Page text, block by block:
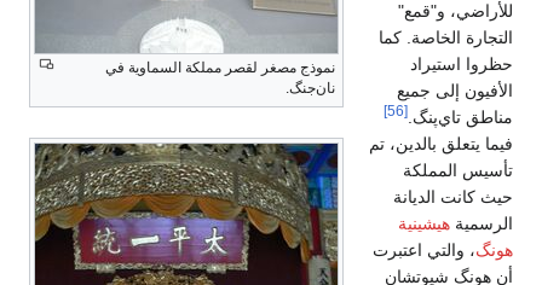
نموذج مصغر لقصر مملكة السماوية في
نان‌جنگ.
للأراضي، و"قمع"
التجارة الخاصة. كما
حظروا استيراد
الأفيون إلى جميع
مناطق تاي‌پنگ. [56]
فيما يتعلق بالدين، تم
تأسيس المملكة
حيث كانت الديانة
الرسمية هيشينية
هونگ، والتي اعتبرت
أن هونگ شيوتشان